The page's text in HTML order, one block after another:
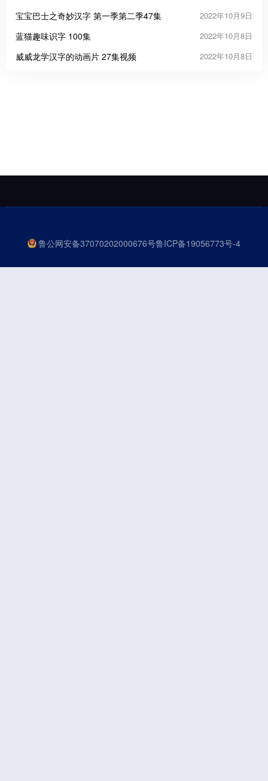
宝宝巴士之奇妙汉字 第一季第二季47集 2022年10月9日
蓝猫趣味识字 100集 2022年10月8日
威威龙学汉字的动画片 27集视频 2022年10月8日
鲁ICP备19056773号-4
鲁公网安备37070202000676号